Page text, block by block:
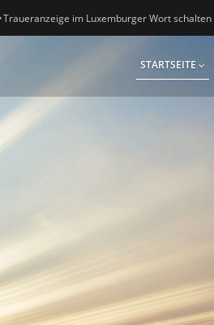
Traueranzeige im Luxemburger Wort schalten
STARTSEITE